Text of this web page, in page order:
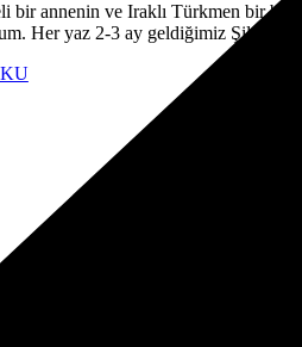
bir annenin ve Iraklı Türkmen bir
Her yaz 2-3 ay geldiğimiz Şile’ye